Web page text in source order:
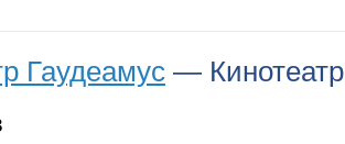
Гаудеамус —